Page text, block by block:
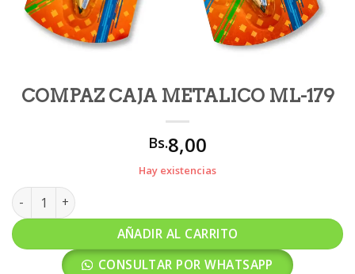
COMPAZ CAJA METALICO ML-179
Bs.8,00
Hay existencias
COMPAZ CAJA METALICO ML-179 cantidad
AÑADIR AL CARRITO
CONSULTAR POR WHATSAPP